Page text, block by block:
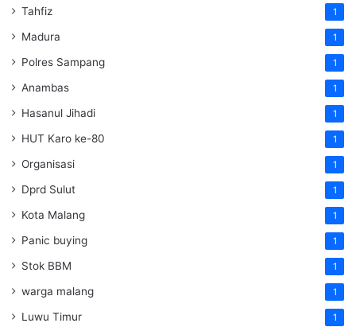
Tahfiz 1
Madura 1
Polres Sampang 1
Anambas 1
Hasanul Jihadi 1
HUT Karo ke-80 1
Organisasi 1
Dprd Sulut 1
Kota Malang 1
Panic buying 1
Stok BBM 1
warga malang 1
Luwu Timur 1